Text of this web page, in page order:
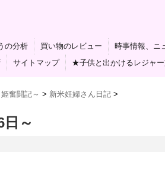
の分析 買い物のレビュー 時事情報、ニ
サイトマップ ★子供と出かけるレジャ
奮闘記～ > 新米妊婦さん日記 >
～